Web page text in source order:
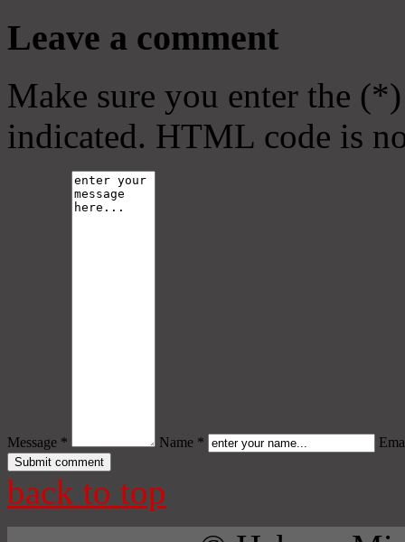
Leave a comment
Make sure you enter the
indicated. HTML code is
Message * Name *
back to top